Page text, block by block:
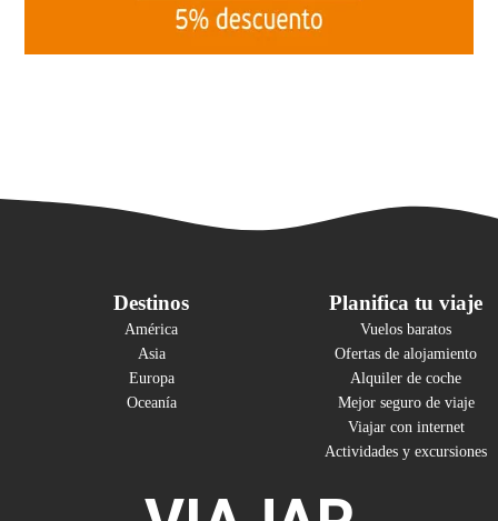
Destinos
América
Asia
Europa
Oceanía
Planifica tu viaje
Vuelos baratos
Ofertas de alojamiento
Alquiler de coche
Mejor seguro de viaje
Viajar con internet
Actividades y excursiones